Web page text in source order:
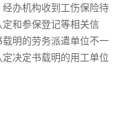
办机构收到工伤保险待
和参保登记等相关信
明的劳务派遣单位不一
决定书载明的用工单位